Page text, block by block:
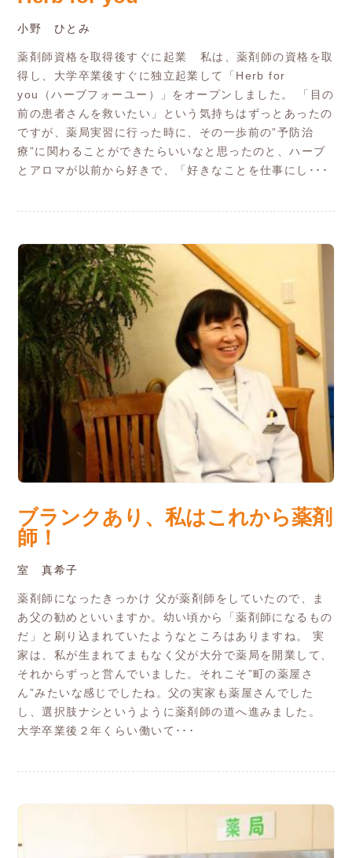
小野 ひとみ
薬剤師資格を取得後すぐに起業 私は、薬剤師の資格を取
得し、大学卒業後すぐに独立起業して「Herb for
you（ハーブフォーユー）」をオープンしました。 「目の
前の患者さんを救いたい」という気持ちはずっとあったの
ですが、薬局実習に行った時に、その一歩前の”予防治
療”に関わることができたらいいなと思ったのと、ハーブ
とアロマが以前から好きで、「好きなことを仕事にし･･･
ブランクあり、私はこれから薬剤
師！
室 真希子
薬剤師になったきっかけ 父が薬剤師をしていたので、ま
あ父の勧めといいますか。幼い頃から「薬剤師になるもの
だ」と刷り込まれていたようなところはありますね。 実
家は、私が生まれてまもなく父が大分で薬局を開業して、
それからずっと営んでいました。それこそ”町の薬屋さ
ん”みたいな感じでしたね。父の実家も薬屋さんでした
し、選択肢ナシというように薬剤師の道へ進みました。
大学卒業後２年くらい働いて･･･